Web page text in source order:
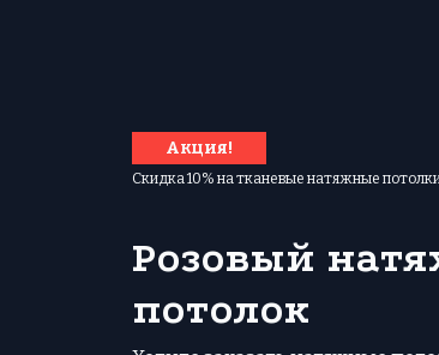
Акция!
Скидка 10% на тканевые натяжные
Розовый
потолок